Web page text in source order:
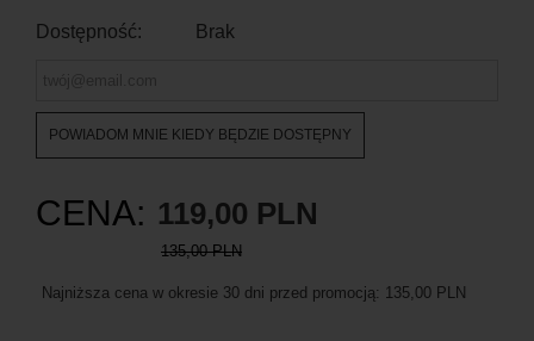
Dostępność: Brak
POWIADOM MNIE KIEDY BĘDZIE DOSTĘPNY
CENA: 119,00 PLN
135,00 PLN
Najniższa cena w okresie 30 dni przed promocją: 135,00 PLN